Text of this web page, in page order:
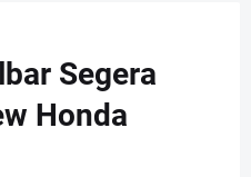
Segera
Honda